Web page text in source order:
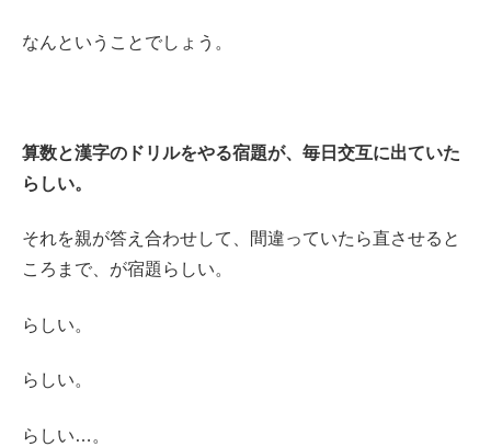
なんということでしょう。
算数と漢字のドリルをやる宿題が、毎日交互に出ていた
らしい。
それを親が答え合わせして、間違っていたら直させると
ころまで、が宿題らしい。
らしい。
らしい。
らしい…。